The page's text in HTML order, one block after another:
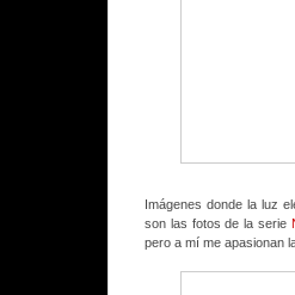
Imágenes donde la luz
son las fotos de la serie
pero a mí me apasionan